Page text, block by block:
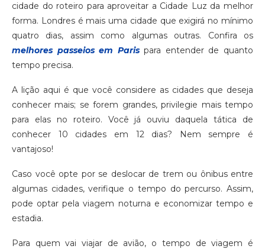
cidade do roteiro para aproveitar a Cidade Luz da melhor
forma. Londres é mais uma cidade que exigirá no mínimo
quatro dias, assim como algumas outras. Confira os
melhores passeios em Parispara entender de quanto
tempo precisa.
A lição aqui é que você considere as cidades que deseja
conhecer mais; se forem grandes, privilegie mais tempo
para elas no roteiro. Você já ouviu daquela tática de
conhecer 10 cidades em 12 dias? Nem sempre é
vantajoso!
Caso você opte por se deslocar de trem ou ônibus entre
algumas cidades, verifique o tempo do percurso. Assim,
pode optar pela viagem noturna e economizar tempo e
estadia.
Para quem vai viajar de avião, o tempo de viagem é